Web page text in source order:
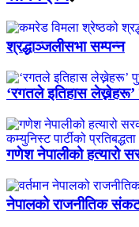
श्रद्धाञ्जलीसभा सम्पन्न
‘रगतले इतिहास
गणेश नेपालीको हत्यारो
नेपालको राजनीतिक